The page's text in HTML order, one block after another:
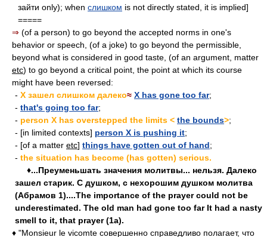
зайти only); when слишком is not directly stated, it is implied]
=====
⇒ (of a person) to go beyond the accepted norms in one's
behavior or speech, (of a joke) to go beyond the permissible,
beyond what is considered in good taste, (of an argument, matter
etc) to go beyond a critical point, the point at which its course
might have been reversed:
- X зашел слишком далеко≈ X has gone too far;
- that's going too far;
- person X has overstepped the limits < the bounds>;
- [in limited contexts] person X is pushing it;
- [of a matter etc] things have gotten out of hand;
- the situation has become (has gotten) serious.
♦...Преуменьшать значения молитвы... нельзя. Далеко
зашел старик. С душком, с нехорошим душком молитва
(Абрамов 1)....The importance of the prayer could not be
underestimated. The old man had gone too far It had a nasty
smell to it, that prayer (1a).
♦ "Monsieur le vicomte совершенно справедливо полагает, что